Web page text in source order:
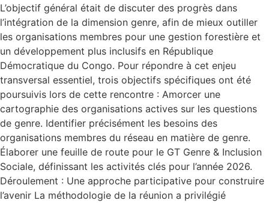
L’objectif général était de discuter des progrès dans
l’intégration de la dimension genre, afin de mieux outiller
les organisations membres pour une gestion forestière et
un développement plus inclusifs en République
Démocratique du Congo. Pour répondre à cet enjeu
transversal essentiel, trois objectifs spécifiques ont été
poursuivis lors de cette rencontre : Amorcer une
cartographie des organisations actives sur les questions
de genre. Identifier précisément les besoins des
organisations membres du réseau en matière de genre.
Élaborer une feuille de route pour le GT Genre & Inclusion
Sociale, définissant les activités clés pour l’année 2026.
Déroulement : Une approche participative pour construire
l’avenir La méthodologie de la réunion a privilégié